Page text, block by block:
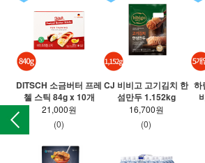
DITSCH 소금버터 프레
첼 스틱 84g x 10개
21,000원
(0)
CJ 비비고 고기김치 한
섬만두 1.152kg
16,700원
(0)
하